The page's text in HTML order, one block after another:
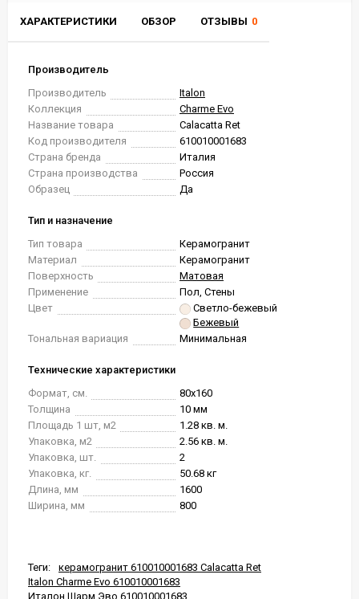
ХАРАКТЕРИСТИКИ ОБЗОР ОТЗЫВЫ 0
Производитель
Производитель
Italon
Коллекция
Charme Evo
Название товара
Calacatta Ret
Код производителя
610010001683
Страна бренда
Италия
Страна производства
Россия
Образец
Да
Тип и назначение
Тип товара
Керамогранит
Материал
Керамогранит
Поверхность
Матовая
Применение
Пол, Стены
Цвет
Светло-бежевый
Бежевый
Тональная вариация
Минимальная
Технические характеристики
Формат, см.
80x160
Толщина
10 мм
Площадь 1 шт, м2
1.28 кв. м.
Упаковка, м2
2.56 кв. м.
Упаковка, шт.
2
Упаковка, кг.
50.68 кг
Длина, мм
1600
Ширина, мм
800
Теги:
керамогранит 610010001683 Calacatta Ret
Italon Charme Evo 610010001683
Италон Шарм Эво 610010001683